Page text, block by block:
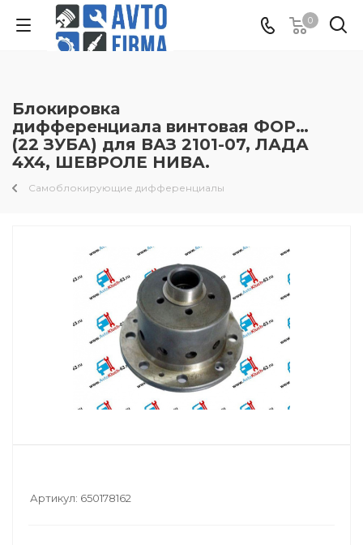
0
Блокировка
дифференциала винтовая ФОРСАВТО
(22 ЗУБА) для ВАЗ 2101-07, ЛАДА
4X4, ШЕВРОЛЕ НИВА.
Самоблокирующие дифференциалы
Артикул: 650178162